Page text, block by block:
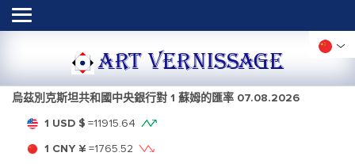
ART VERNISSAGE
烏茲別克斯坦共和國中央銀行對 1 蘇姆的匯率 07.08.2026
1 USD $ =11915.64
1 CNY ¥ =1765.52